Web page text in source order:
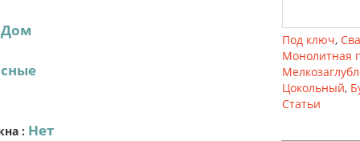
Дом
: Нет
Под ключ,
Монолитная
Цокольный,
Статьи